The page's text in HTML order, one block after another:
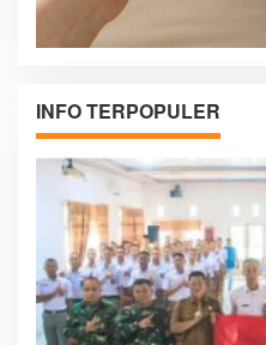
INFO TERPOPULER